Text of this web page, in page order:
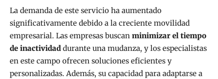
La demanda de este servicio ha aumentado
significativamente debido a la creciente movilidad
empresarial. Las empresas buscan minimizar el tiempo
de inactividad durante una mudanza, y los especialistas
en este campo ofrecen soluciones eficientes y
personalizadas. Además, su capacidad para adaptarse a